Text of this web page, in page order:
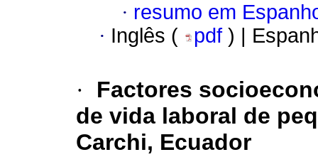
· resumo em
· Inglês ( pdf ) |
·
Factores
de vida laboral de
Carchi, Ecuador